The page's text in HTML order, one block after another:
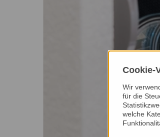
Cookie-
Wir
für die
welche